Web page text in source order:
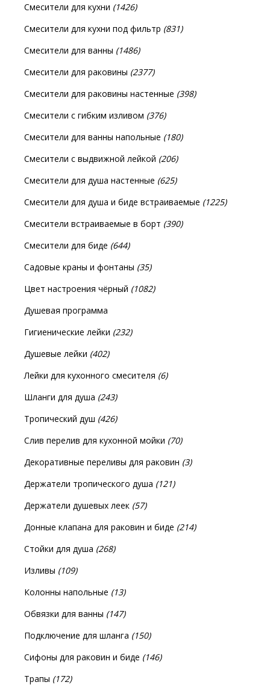
Смесители для кухни (1426)
Смесители для кухни под фильтр (831)
Смесители для ванны (1486)
Смесители для раковины (2377)
Смесители для раковины настенные (398)
Смесители с гибким изливом (376)
Смесители для ванны напольные (180)
Смесители с выдвижной лейкой (206)
Смесители для душа настенные (625)
Смесители для душа и биде встраиваемые (1225)
Смесители встраиваемые в борт (390)
Смесители для биде (644)
Садовые краны и фонтаны (35)
Цвет настроения чёрный (1082)
Душевая программа
Гигиенические лейки (232)
Душевые лейки (402)
Лейки для кухонного смесителя (6)
Шланги для душа (243)
Тропический душ (426)
Слив перелив для кухонной мойки (70)
Декоративные переливы для раковин (3)
Держатели тропического душа (121)
Держатели душевых леек (57)
Донные клапана для раковин и биде (214)
Стойки для душа (268)
Изливы (109)
Колонны напольные (13)
Обвязки для ванны (147)
Подключение для шланга (150)
Сифоны для раковин и биде (146)
Трапы (172)